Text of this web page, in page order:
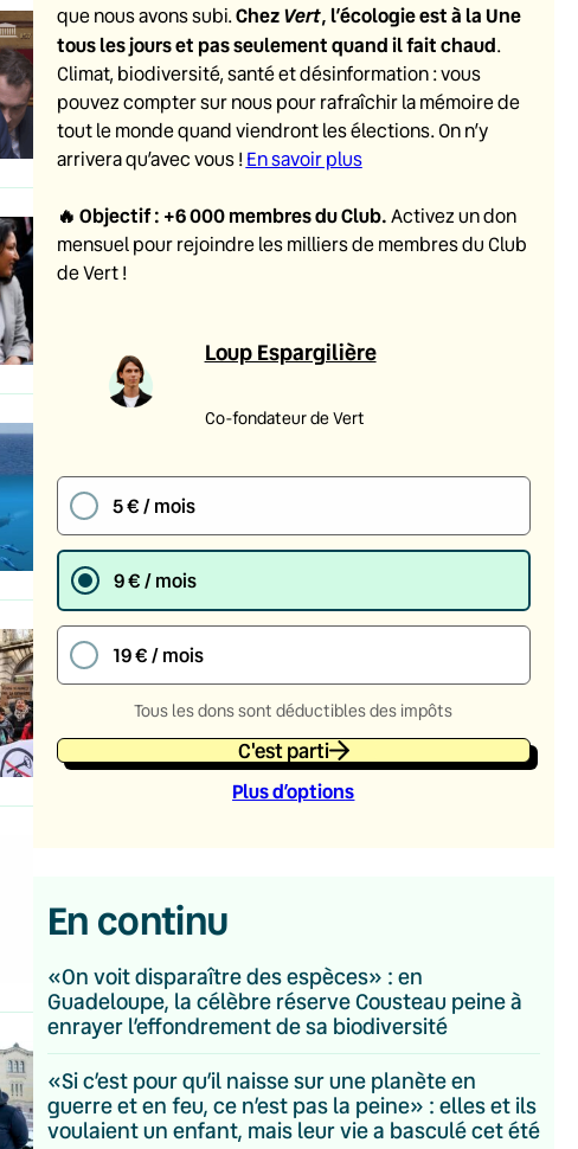
que nous avons subi. ChezVert, l’écologie est à la Une
tous les jours et pas seulement quand il fait chaud.
Climat, biodiversité, santé et désinformation : vous
pouvez compter sur nous pour rafraîchir la mémoire de
tout le monde quand viendront les élections. On n’y
arrivera qu’avec vous ! En savoir plus
🔥 Objectif : +6 000 membres du Club. Activez un don
mensuel pour rejoindre les milliers de membres du Club
de Vert !
Loup Espargilière
Co-fondateur de Vert
5 € / mois
9 € / mois
19 € / mois
Tous les dons sont déductibles des impôts
C'est parti
Plus d’options
En continu
«On voit disparaître des espèces» : en
Guadeloupe, la célèbre réserve Cousteau peine à
enrayer l’effondrement de sa biodiversité
«Si c’est pour qu’il naisse sur une planète en
guerre et en feu, ce n’est pas la peine» : elles et ils
voulaient un enfant, mais leur vie a basculé cet été